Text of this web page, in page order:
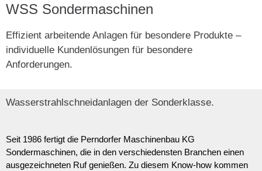
WSS Sondermaschinen
Effizient arbeitende Anlagen für besondere Produkte –
individuelle Kundenlösungen für besondere
Anforderungen.
Wasserstrahlschneidanlagen der Sonderklasse.
Seit 1986 fertigt die Perndorfer Maschinenbau KG
Sondermaschinen, die in den verschiedensten Branchen einen
ausgezeichneten Ruf genießen. Zu diesem Know-how kommen